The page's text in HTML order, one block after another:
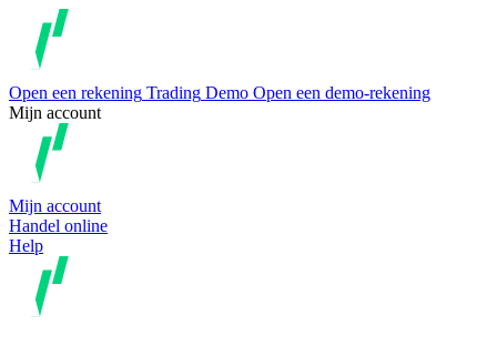
Open een rekening Trading Demo Open een demo-rekening
Mijn account
Mijn account
Handel online
Help